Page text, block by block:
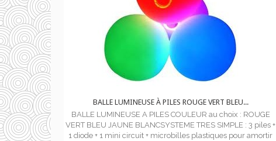
BALLE LUMINEUSE À PILES ROUGE VERT BLEU...
BALLE LUMINEUSE A PILES COULEUR au choix : ROUGE
VERT BLEU JAUNE BLANCSYSTEME TRES SIMPLE : 3 piles +
1 diode + 1 mini circuit + microbilles plastiques pour amortir